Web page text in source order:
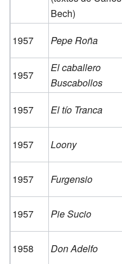
Bech)
1957
Pepe Roña
1957
El caballero
Buscabollos
1957
El tío Tranca
1957
Loony
1957
Furgensio
1957 Pie Sucio
1958 Don Adelfo